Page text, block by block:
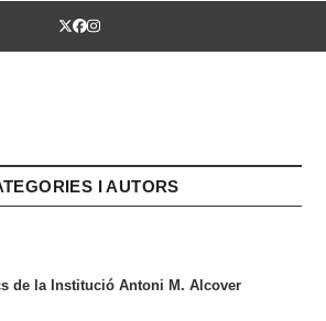
Twitter
Facebook
Instagram
I AUTORS
de la Institució Antoni M. Alcover